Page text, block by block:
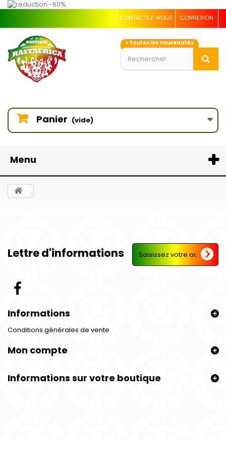
CONNEXION
CONTACTEZ-NOUS
> Toutes les nouveautés
Panier (vide)
Menu
Lettre d'informations
Informations
Conditions générales de vente
Mon compte
Informations sur votre boutique